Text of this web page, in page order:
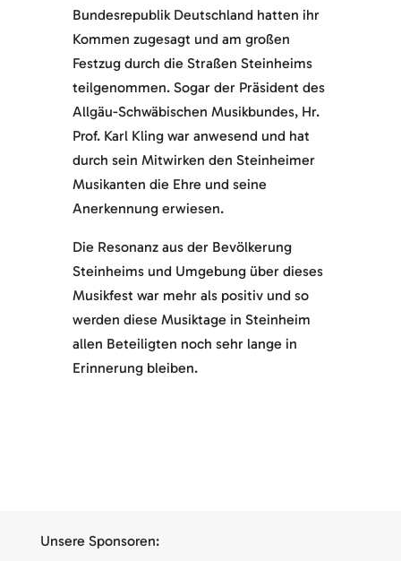
Bundesrepublik Deutschland hatten ihr
Kommen zugesagt und am großen
Festzug durch die Straßen Steinheims
teilgenommen. Sogar der Präsident des
Allgäu-Schwäbischen Musikbundes, Hr.
Prof. Karl Kling war anwesend und hat
durch sein Mitwirken den Steinheimer
Musikanten die Ehre und seine
Anerkennung erwiesen.
Die Resonanz aus der Bevölkerung
Steinheims und Umgebung über dieses
Musikfest war mehr als positiv und so
werden diese Musiktage in Steinheim
allen Beteiligten noch sehr lange in
Erinnerung bleiben.
Unsere Sponsoren: